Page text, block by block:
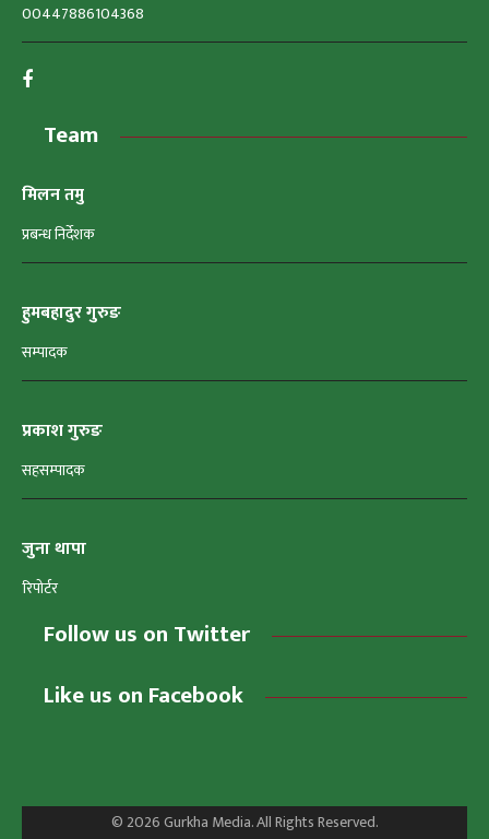
00447886104368
Team
मिलन तमु
प्रबन्ध निर्देशक
हुमबहादुर गुरुङ
सम्पादक
प्रकाश गुरुङ
सहसम्पादक
जुना थापा
रिपोर्टर
Follow us on Twitter
Like us on Facebook
© 2026 Gurkha Media. All Rights Reserved.